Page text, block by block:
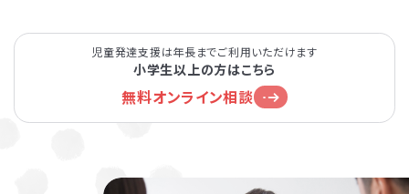
児童発達支援は年長までご利用いただけます
小学生以上の方はこちら
無料オンライン相談